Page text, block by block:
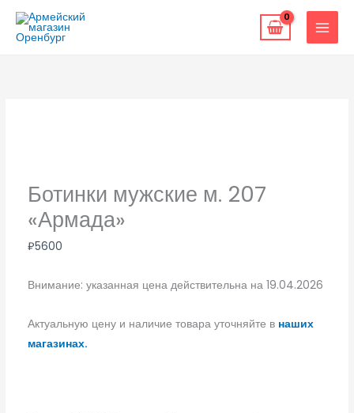
Перейти
содержимому
Ботинки мужские м. 207
«Армада»
₽5600
Внимание: указанная цена действительна на 19.04.2026
Актуальную цену и наличие товара уточняйте в наших
магазинах.